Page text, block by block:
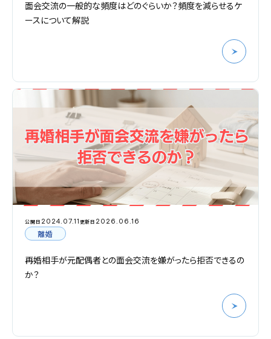
面会交流の一般的な頻度はどのぐらいか？頻度を減らせるケ
ースについて解説
公開日 2024.07.11 更新日 2026.06.16
離婚
再婚相手が元配偶者との面会交流を嫌がったら拒否できるの
か？